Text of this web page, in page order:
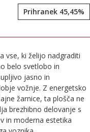
Prihranek 45,45%
vse, ki želijo nadgraditi
belo svetlobo in
jasno in
vožnje. Z energetsko
žarnice, ta plošča ne
brezhibno delovanje s
in moderna estetika